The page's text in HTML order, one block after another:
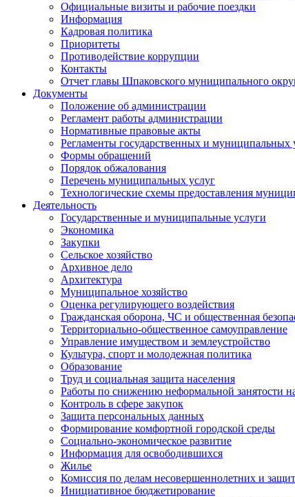
Официальные визиты и рабочие поездки
Информация
Кадровая политика
Приоритеты
Противодействие коррупции
Контакты
Отчет главы Шпаковского муниципального
Документы
Положение об администрации
Регламент работы администрации
Нормативные правовые акты
Регламенты государственных и муниципальных
Формы обращений
Порядок обжалования
Перечень муниципальных услуг
Технологические схемы предоставления
Деятельность
Государственные и муниципальные услуги
Экономика
Закупки
Сельское хозяйство
Архивное дело
Архитектура
Муниципальное хозяйство
Оценка регулирующего воздействия
Гражданская оборона, ЧС и общественная
Территориально-общественное самоуправление
Управление имуществом и землеустройство
Культура, спорт и молодежная политика
Образование
Труд и социальная защита населения
Работы по снижению неформальной занятости
Контроль в сфере закупок
Защита персональных данных
Формирование комфортной городской среды
Социально-экономическое развитие
Информация для освободившихся
Жилье
Комиссия по делам несовершеннолетних и
Инициативное бюджетирование